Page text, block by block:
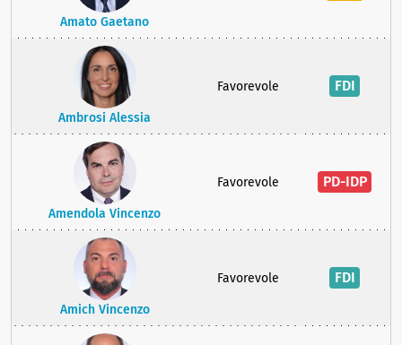
Amato Gaetano
Ambrosi Alessia
Favorevole FDI
Amendola Vincenzo
Favorevole PD-IDP
Amich Vincenzo
Favorevole FDI